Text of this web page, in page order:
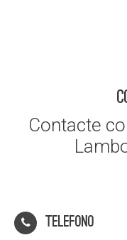
Contacte
Telefono